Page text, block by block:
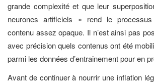
grande complexité et que leur
neurones artificiels » rend le
contenu assez opaque. Il n’est ainsi pas
avec précision quels contenus ont été
parmi les données d’entrainement pour en
Avant de continuer à nourrir une inflation